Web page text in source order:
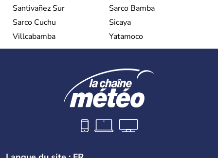
Santivañez Sur
Sarco Bamba
Sarco Cuchu
Sicaya
Villcabamba
Yatamoco